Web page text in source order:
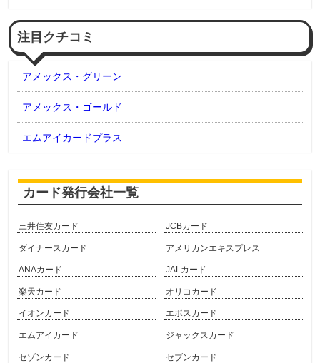
注目クチコミ
アメックス・グリーン
アメックス・ゴールド
エムアイカードプラス
カード発行会社一覧
三井住友カード JCBカード
ダイナースカード アメリカンエキスプレス
ANAカード JALカード
楽天カード オリコカード
イオンカード エポスカード
エムアイカード ジャックスカード
セゾンカード セブンカード